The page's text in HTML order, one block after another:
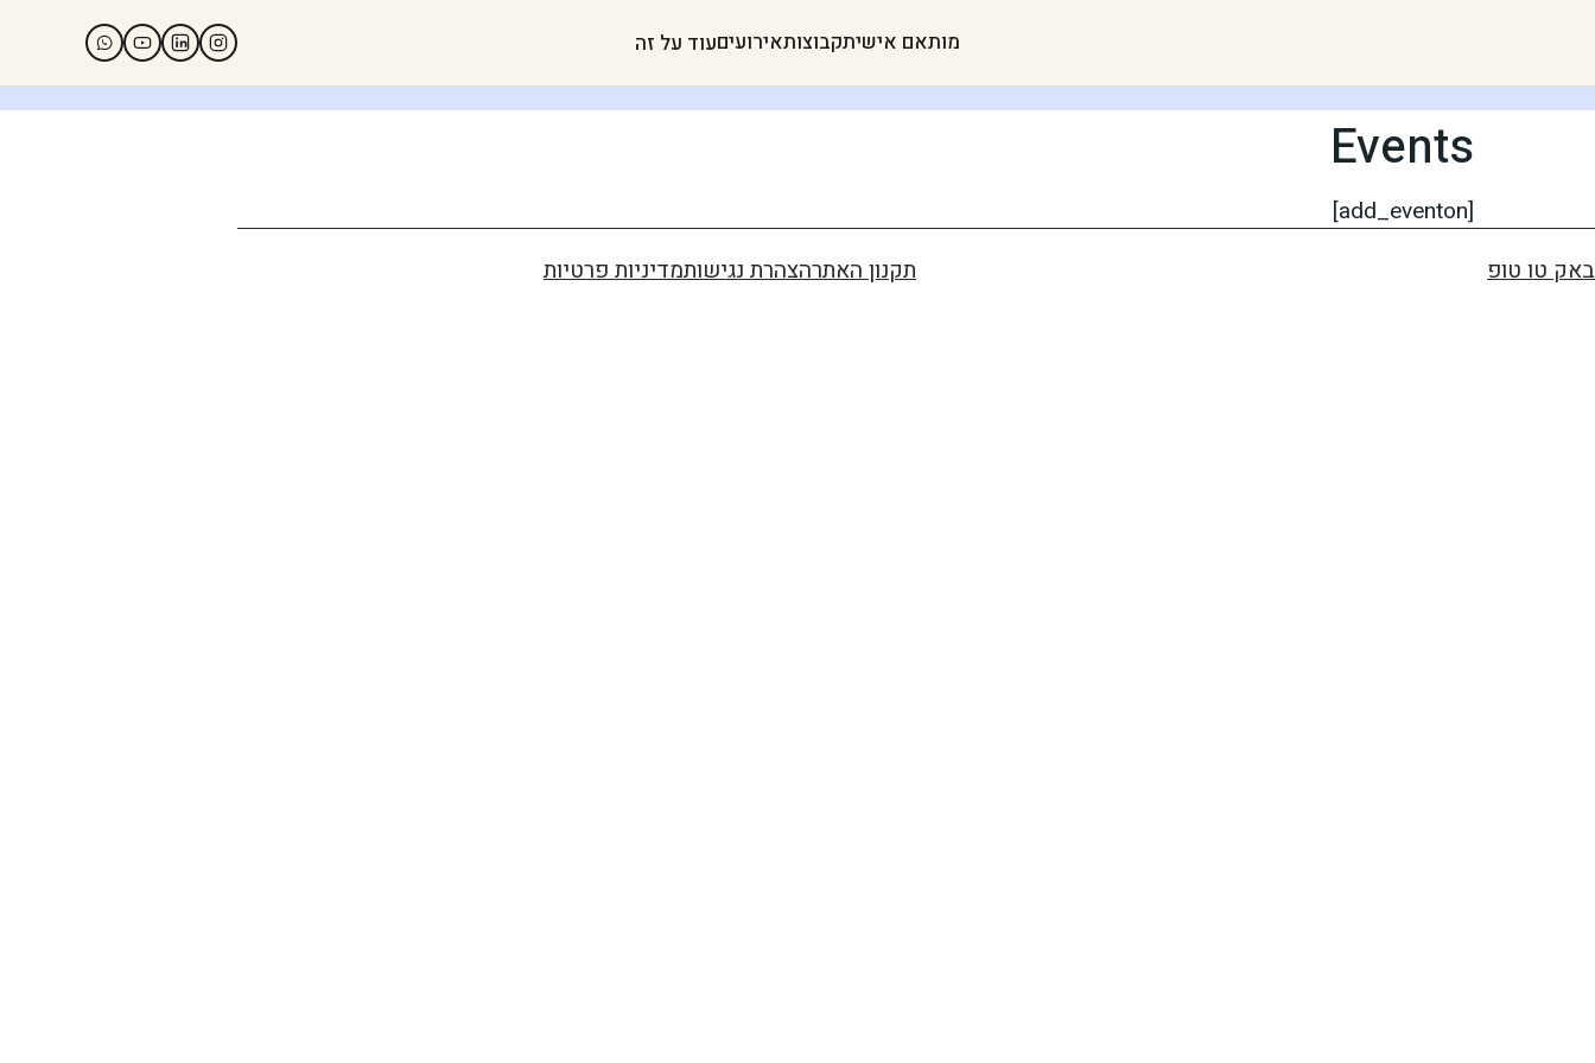
מותאם אישיתקבוצותאירועיםעוד על זה
Events
[add_eventon]
באק טו טופ
תקנון האתרהצהרת נגישותמדיניות פרטיות